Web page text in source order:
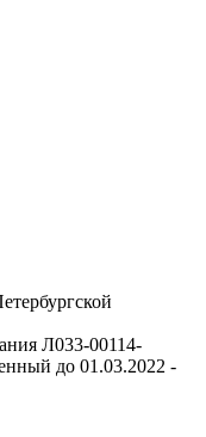
Л033-00114-
до 01.03.2022 -